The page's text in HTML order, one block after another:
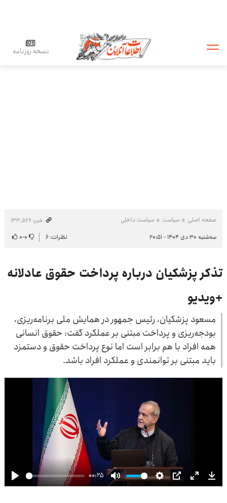
نسخه روزنامه
صفحه اصلی سیاست سیاست داخلی
خبر: ۱۳۳٬۵۲۶
سه‌شنبه ۳۰ دی ۱۴۰۴ - ۲۰:۵۱
نظرات: ۶ ۰-۰
تذکر پزشکیان درباره پرداخت حقوق عادلانه
+ویدیو
مسعود پزشکیان، رئیس جمهور در همایش ملی برنامه‌ریزی،
بودجه‌ریزی و پرداخت مبتنی بر عملکرد گفت: حقوق انسانی
همه افراد با هم برابر است اما نوع پرداخت حقوق و دستمزد
باید مبتنی بر توانمندی و عملکرد افراد باشد.
Play
00:25
Mute Settings
PIP Enter